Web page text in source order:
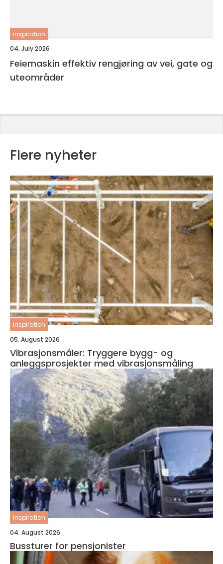
inspiration
04. July 2026
Feiemaskin effektiv rengjøring av vei, gate og
uteområder
Flere nyheter
inspiration
05. August 2026
Vibrasjonsmåler: Tryggere bygg- og
anleggsprosjekter med vibrasjonsmåling
inspiration
04. August 2026
Bussturer for pensjonister